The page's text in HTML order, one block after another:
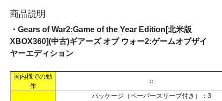
商品説明
・Gears of War2:Game of the Year Edition[北米版
XBOX360](中古)ギアーズ オブ ウォー2:ゲームオブザイ
ヤーエディション
国内機での動
作
○
パッケージ（ペーパースリーブ付き）：3